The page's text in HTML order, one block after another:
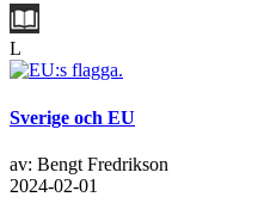
L
Sverige och EU
av: Bengt Fredrikson
2024-02-01